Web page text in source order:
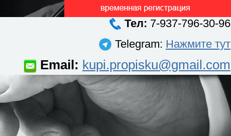
Тел: 7-937-796-30-96
Telegram: Нажмите тут
Email: kupi.propisku@gmail.com